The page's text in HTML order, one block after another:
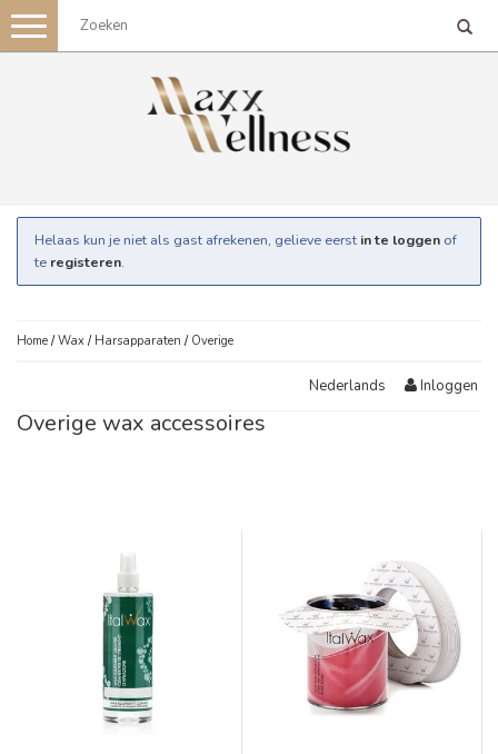
Toggle
navigation
Helaas kun je niet als gast afrekenen, gelieve eerst in te loggen of
te registeren.
Home /Wax / Harsapparaten / Overige
Nederlands Inloggen
Overige wax accessoires